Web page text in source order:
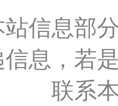
信息部
息，若
联系